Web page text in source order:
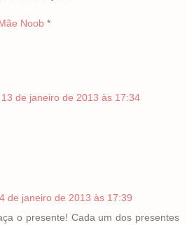
Noob *
13 de janeiro de 2013 às 17:34
4 de janeiro de 2013 às 17:39
o presente! Cada um dos presentes